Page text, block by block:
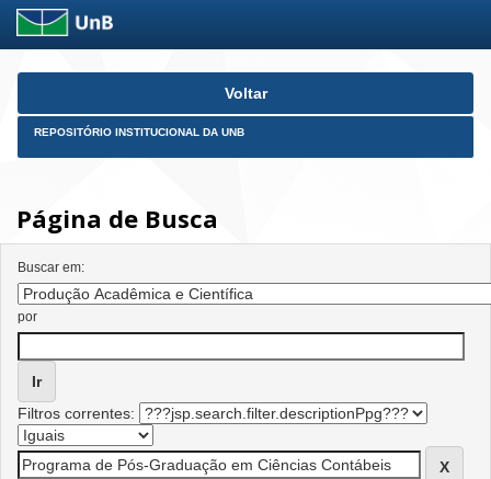
Skip
Voltar
REPOSITÓRIO INSTITUCIONAL DA UNB
Página de Busca
Buscar em:
por
Filtros correntes: